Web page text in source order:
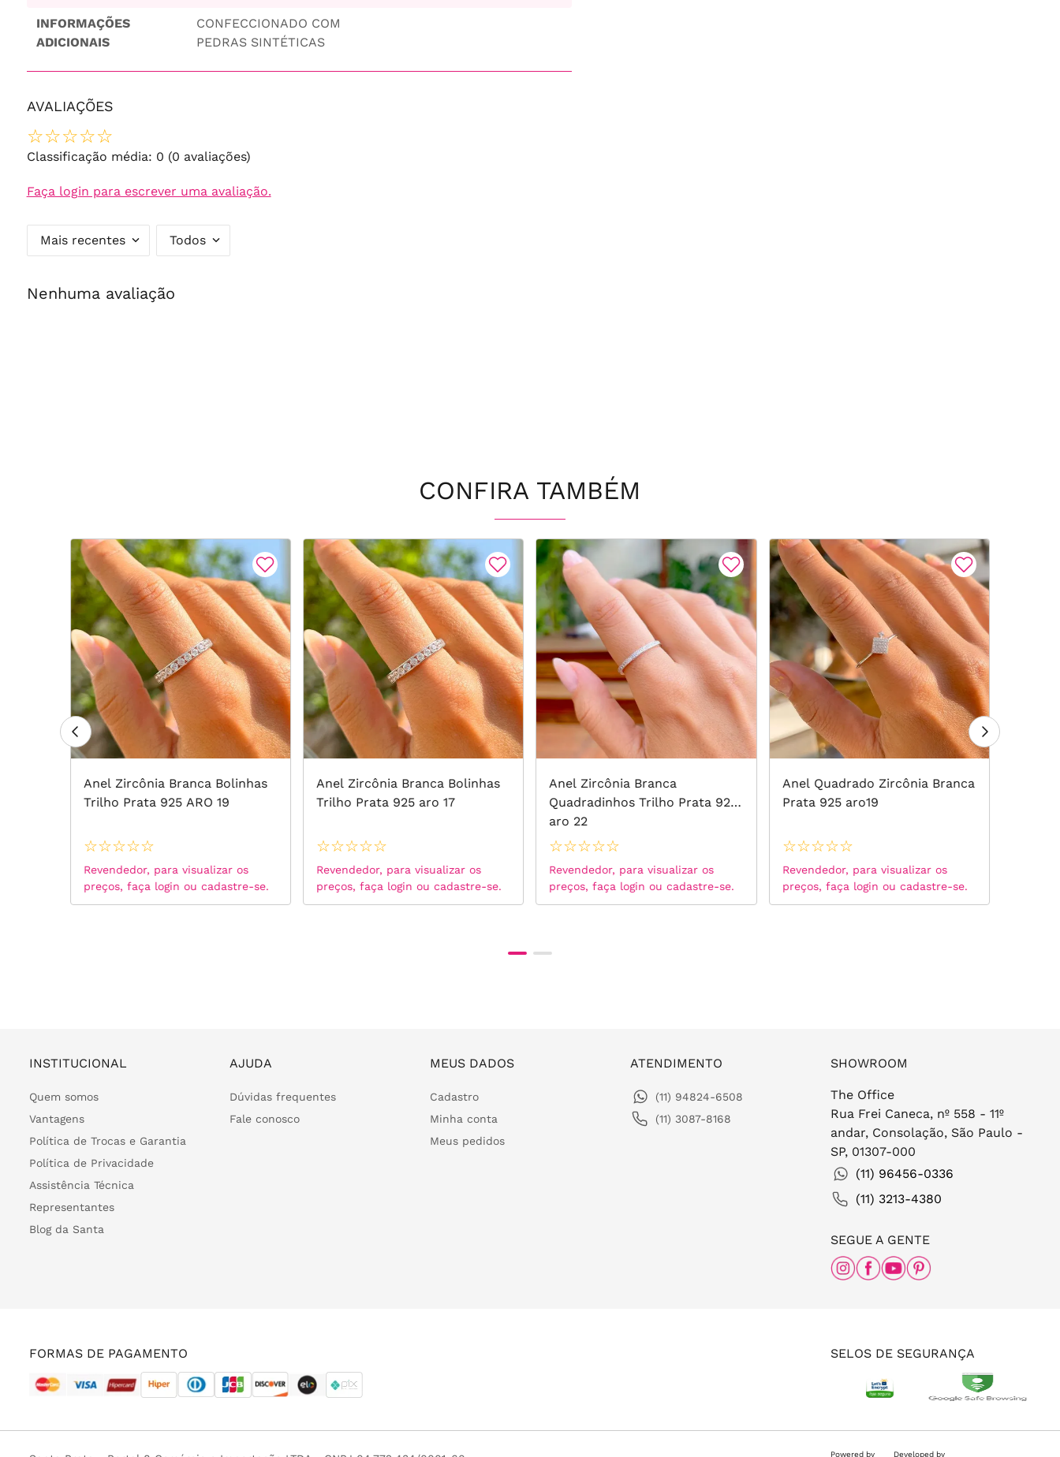
INFORMAÇÕES
ADICIONAIS
CONFECCIONADO COM
PEDRAS SINTÉTICAS
AVALIAÇÕES
☆☆☆☆☆
Classificação média: 0 (0 avaliações)
Faça login para escrever uma avaliação.
Mais recentes Todos
Nenhuma avaliação
CONFIRA TAMBÉM
Anel Zircônia Branca Bolinhas
Trilho Prata 925 ARO 19
☆☆☆☆☆
Revendedor, para visualizar os
preços, faça login ou cadastre-se.
Anel Zircônia Branca Bolinhas
Trilho Prata 925 aro 17
☆☆☆☆☆
Revendedor, para visualizar os
preços, faça login ou cadastre-se.
Anel Zircônia Branca
Quadradinhos Trilho Prata 925
aro 22
☆☆☆☆☆
Revendedor, para visualizar os
preços, faça login ou cadastre-se.
Anel Quadrado Zircônia Branca
Prata 925 aro19
☆☆☆☆☆
Revendedor, para visualizar os
preços, faça login ou cadastre-se.
INSTITUCIONAL
Quem somos
Vantagens
Política de Trocas e Garantia
Política de Privacidade
Assistência Técnica
Representantes
Blog da Santa
AJUDA
Dúvidas frequentes
Fale conosco
MEUS DADOS
Cadastro
Minha conta
Meus pedidos
ATENDIMENTO
(11) 94824-6508
(11) 3087-8168
SHOWROOM
The Office
Rua Frei Caneca, nº 558 - 11º
andar, Consolação, São Paulo -
SP, 01307-000
(11) 96456-0336
(11) 3213-4380
SEGUE A GENTE
FORMAS DE PAGAMENTO SELOS DE SEGURANÇA
Powered by Developed by